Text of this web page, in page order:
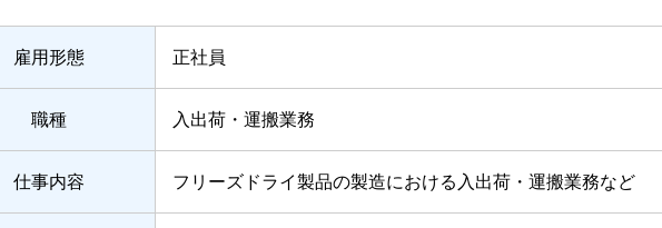
雇用形態 正社員
職種 入出荷・運搬業務
仕事内容 フリーズドライ製品の製造における入出荷・運搬業務など